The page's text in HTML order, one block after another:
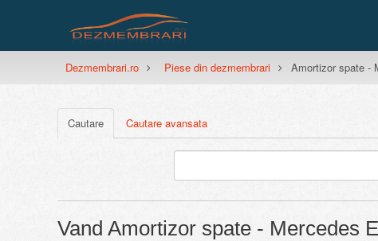
Dezmembrari.ro Piese din dezmembrari Amortizor spate -
Cautare Cautare avansata
Vand Amortizor spate - Mercedes